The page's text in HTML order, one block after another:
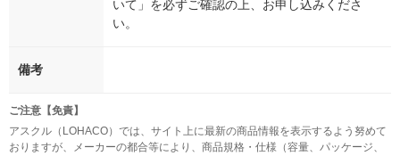
いて」を必ずご確認の上、お申し込みくださ
い。
備考
ご注意【免責】
アスクル（LOHACO）では、サイト上に最新の商品情報を表示するよう努めて
おりますが、メーカーの都合等により、商品規格・仕様（容量、パッケージ、